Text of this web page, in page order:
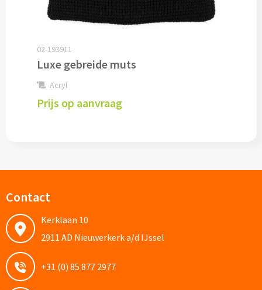
Houten balpennen bedrukken
Luxe pennen bedrukken
Stoepkrijt bedrukken
Waskrijtjes bedrukken
02-193911
Luxe gebreide muts
Acryl
Prijs op aanvraag
Contact
Kerklaan 10
2911 AD Nieuwerkerk a/d IJssel
+31 (0) 85 877 2977